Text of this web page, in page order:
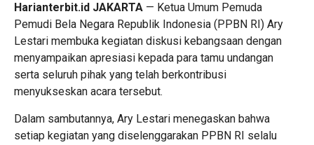
Harianterbit.id JAKARTA — Ketua Umum Pemuda
Pemudi Bela Negara Republik Indonesia (PPBN RI) Ary
Lestari membuka kegiatan diskusi kebangsaan dengan
menyampaikan apresiasi kepada para tamu undangan
serta seluruh pihak yang telah berkontribusi
menyukseskan acara tersebut.
Dalam sambutannya, Ary Lestari menegaskan bahwa
setiap kegiatan yang diselenggarakan PPBN RI selalu